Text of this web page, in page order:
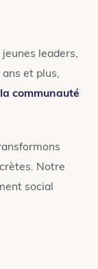
leaders,
et plus,
communauté
Notre
social